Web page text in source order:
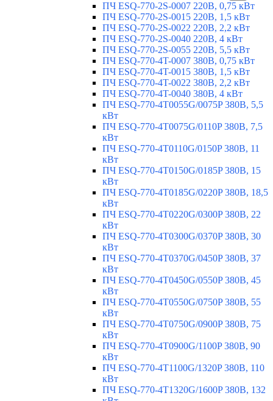
ПЧ ESQ-770-2S-0007 220В, 0,75 кВт
ПЧ ESQ-770-2S-0015 220В, 1,5 кВт
ПЧ ESQ-770-2S-0022 220В, 2,2 кВт
ПЧ ESQ-770-2S-0040 220В, 4 кВт
ПЧ ESQ-770-2S-0055 220В, 5,5 кВт
ПЧ ESQ-770-4T-0007 380В, 0,75 кВт
ПЧ ESQ-770-4T-0015 380В, 1,5 кВт
ПЧ ESQ-770-4T-0022 380В, 2,2 кВт
ПЧ ESQ-770-4T-0040 380В, 4 кВт
ПЧ ESQ-770-4T0055G/0075P 380В, 5,5
кВт
ПЧ ESQ-770-4T0075G/0110P 380В, 7,5
кВт
ПЧ ESQ-770-4T0110G/0150P 380В, 11
кВт
ПЧ ESQ-770-4T0150G/0185P 380В, 15
кВт
ПЧ ESQ-770-4T0185G/0220P 380В, 18,5
кВт
ПЧ ESQ-770-4T0220G/0300P 380В, 22
кВт
ПЧ ESQ-770-4T0300G/0370P 380В, 30
кВт
ПЧ ESQ-770-4T0370G/0450P 380В, 37
кВт
ПЧ ESQ-770-4T0450G/0550P 380В, 45
кВт
ПЧ ESQ-770-4T0550G/0750P 380В, 55
кВт
ПЧ ESQ-770-4T0750G/0900P 380В, 75
кВт
ПЧ ESQ-770-4T0900G/1100P 380В, 90
кВт
ПЧ ESQ-770-4T1100G/1320P 380В, 110
кВт
ПЧ ESQ-770-4T1320G/1600P 380В, 132